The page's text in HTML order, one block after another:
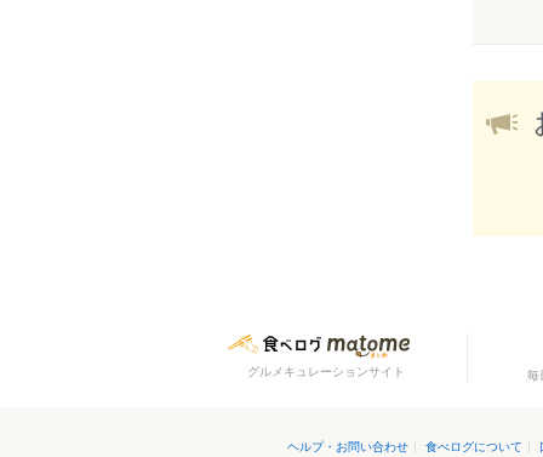
グルメキュレーションサイト 毎
ヘルプ・お問い合わせ | 食べログについて |